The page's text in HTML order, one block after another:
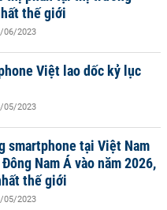
thế giới
06/2023
Việt lao dốc kỷ lục
05/2023
smartphone tại Việt Nam
Nam Á vào năm 2026,
thế giới
05/2023